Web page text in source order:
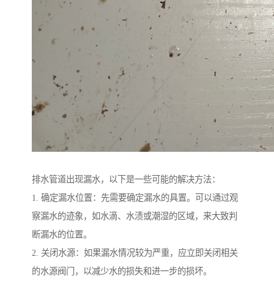
排水管道出现漏水，以下是一些可能的解决方法：
1. 确定漏水位置：先需要确定漏水的具置。可以通过观
察漏水的迹象，如水滴、水渍或潮湿的区域，来大致判
断漏水的位置。
2. 关闭水源：如果漏水情况较为严重，应立即关闭相关
的水源阀门，以减少水的损失和进一步的损坏。